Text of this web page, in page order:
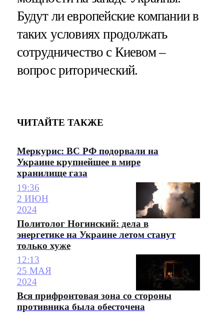
Будут ли европейские компании в
таких условиях продолжать
сотрудничество с Киевом –
вопрос риторический.
ЧИТАЙТЕ ТАКЖЕ
Меркурис: ВС РФ подорвали на
Украине крупнейшее в мире
хранилище газа
19:36
2 ИЮН
2024
Политолог Ногинский: дела в
энергетике на Украине летом станут
только хуже
12:13
25 МАЯ
2024
Вся прифронтовая зона со стороны
противника была обесточена